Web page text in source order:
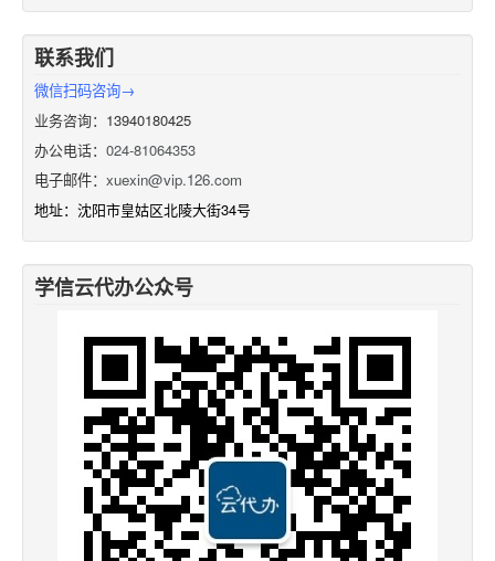
联系我们
微信扫码咨询→
业务咨询：13940180425
办公电话： 024-81064353
电子邮件： xuexin@vip.126.com
地址：沈阳市皇姑区北陵大街34号
学信云代办公众号